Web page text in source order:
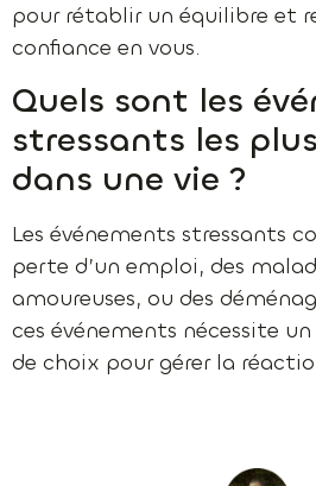
pour rétablir un équilibre et
confiance en vous.
Quels sont les
stressants les
dans une vie ?
Les événements stressants
perte d’un emploi, des
amoureuses, ou des
ces événements nécessite
de choix pour gérer la